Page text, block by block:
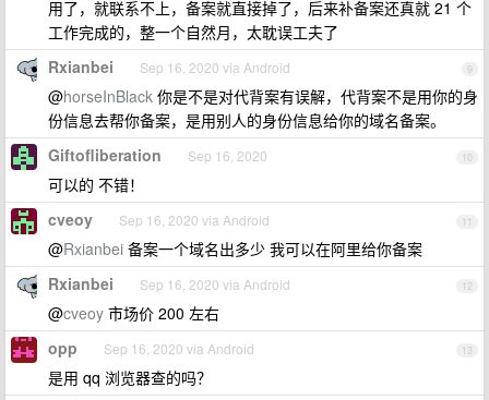
用了，就联系不上，备案就直接掉了，后来补备案还真就 21 个
工作完成的，整一个自然月，太耽误工夫了
9
Rxianbei Sep 16, 2020 via Android
@horseInBlack 你是不是对代背案有误解，代背案不是用你的身
份信息去帮你备案，是用别人的身份信息给你的域名备案。
10
Giftofliberation Sep 16, 2020
可以的 不错！
11
cveoy Sep 16, 2020 via Android
@Rxianbei 备案一个域名出多少 我可以在阿里给你备案
12
Rxianbei Sep 16, 2020 via Android
@cveoy 市场价 200 左右
13
opp Sep 16, 2020 via Android
是用 qq 浏览器查的吗？